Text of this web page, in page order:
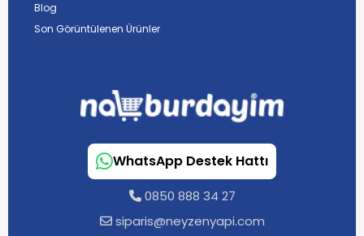
Blog
Son Görüntülenen Ürünler
WhatsApp Destek Hattı
0850 888 34 27
siparis@neyzenyapi.com